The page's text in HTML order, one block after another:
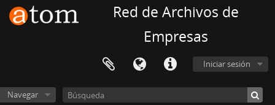
Red de Archivos de
Empresas
Iniciar sesión
Navegar